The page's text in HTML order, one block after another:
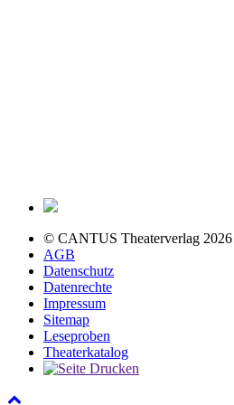
© CANTUS Theaterverlag 2026
AGB
Datenschutz
Datenrechte
Impressum
Sitemap
Leseproben
Theaterkatalog